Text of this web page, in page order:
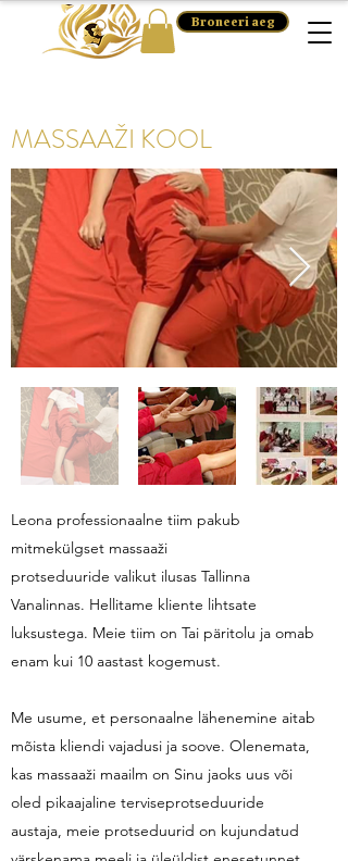
Broneeri aeg
MASSAAŽI KOOL
Leona professionaalne tiim pakub
mitmekülgset massaaži
protseduuride valikut ilusas Tallinna
Vanalinnas. Hellitame kliente lihtsate
luksustega. Meie tiim on Tai päritolu ja omab
enam kui 10 aastast kogemust.
Me usume, et personaalne lähenemine aitab
mõista kliendi vajadusi ja soove. Olenemata,
kas massaaži maailm on Sinu jaoks uus või
oled pikaajaline terviseprotseduuride
austaja, meie protseduurid on kujundatud